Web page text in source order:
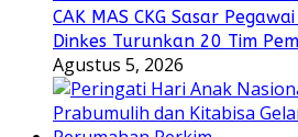
CAK MAS CKG Sasar
Dinkes Turunkan 20 Tim
Agustus 5, 2026